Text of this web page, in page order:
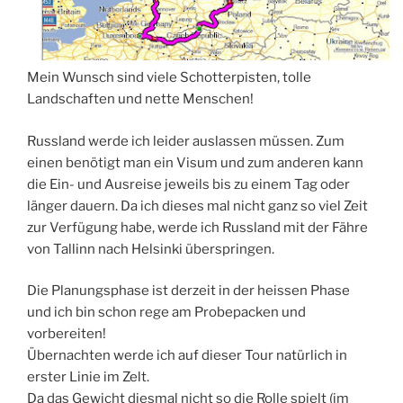
Mein Wunsch sind viele Schotterpisten, tolle
Landschaften und nette Menschen!
Russland werde ich leider auslassen müssen. Zum
einen benötigt man ein Visum und zum anderen kann
die Ein- und Ausreise jeweils bis zu einem Tag oder
länger dauern. Da ich dieses mal nicht ganz so viel Zeit
zur Verfügung habe, werde ich Russland mit der Fähre
von Tallinn nach Helsinki überspringen.
Die Planungsphase ist derzeit in der heissen Phase
und ich bin schon rege am Probepacken und
vorbereiten!
Übernachten werde ich auf dieser Tour natürlich in
erster Linie im Zelt.
Da das Gewicht diesmal nicht so die Rolle spielt (im